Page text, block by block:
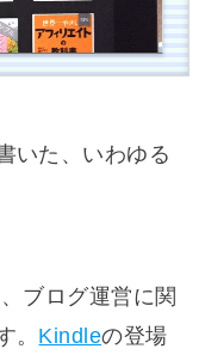
いた、いわゆる
ブログ運営に関
。 Kindleの登場